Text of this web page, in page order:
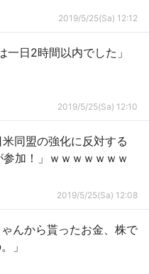
2019/5/25(Sa) 12:12
一日2時間以内でした」
2019/5/25(Sa) 12:10
同盟の強化に反対する
加！」ｗｗｗｗｗｗｗ
2019/5/25(Sa) 12:08
んから貰ったお金、株で
」